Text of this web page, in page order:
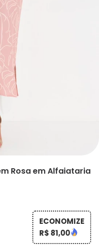
Rosa em Alfaiataria
ECONOMIZE
R$ 81,00